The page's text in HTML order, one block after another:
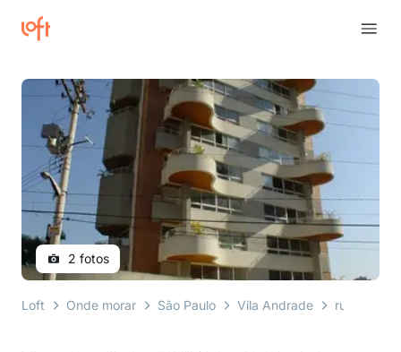
2 fotos
Loft Onde morar São Paulo Vila Andrade rua doutor